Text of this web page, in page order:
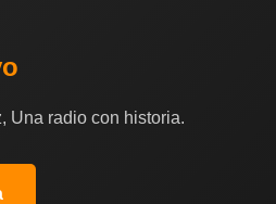
Una radio con historia.